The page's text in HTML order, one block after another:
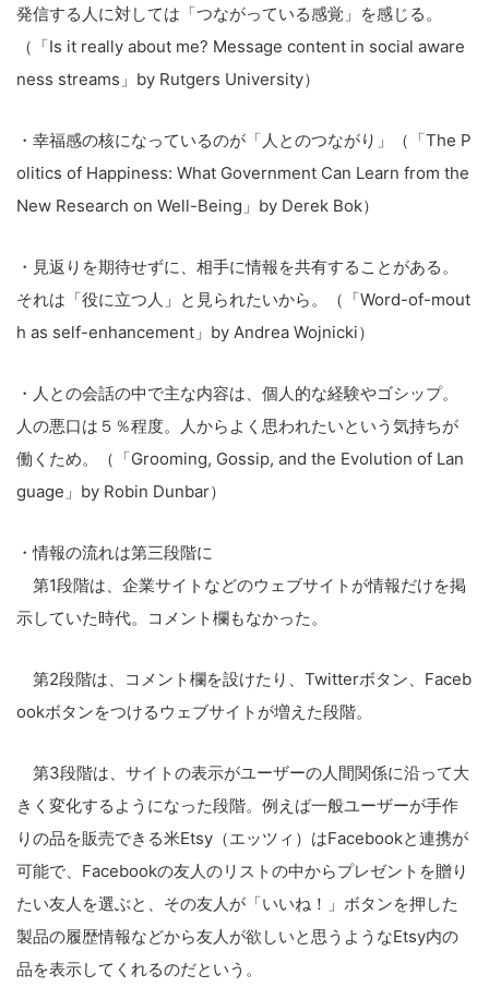
発信する人に対しては「つながっている感覚」を感じる。
（「Is it really about me? Message content in social aware
ness streams」by Rutgers University）
・幸福感の核になっているのが「人とのつながり」（「The P
olitics of Happiness: What Government Can Learn from the
New Research on Well-Being」by Derek Bok）
・見返りを期待せずに、相手に情報を共有することがある。
それは「役に立つ人」と見られたいから。（「Word-of-mout
h as self-enhancement」by Andrea Wojnicki）
・人との会話の中で主な内容は、個人的な経験やゴシップ。
人の悪口は５％程度。人からよく思われたいという気持ちが
働くため。（「Grooming, Gossip, and the Evolution of Lan
guage」by Robin Dunbar）
・情報の流れは第三段階に
第1段階は、企業サイトなどのウェブサイトが情報だけを掲
示していた時代。コメント欄もなかった。
第2段階は、コメント欄を設けたり、Twitterボタン、Faceb
ookボタンをつけるウェブサイトが増えた段階。
第3段階は、サイトの表示がユーザーの人間関係に沿って大
きく変化するようになった段階。例えば一般ユーザーが手作
りの品を販売できる米Etsy（エッツィ）はFacebookと連携が
可能で、Facebookの友人のリストの中からプレゼントを贈り
たい友人を選ぶと、その友人が「いいね！」ボタンを押した
製品の履歴情報などから友人が欲しいと思うようなEtsy内の
品を表示してくれるのだという。
こ
の
ト
索
る